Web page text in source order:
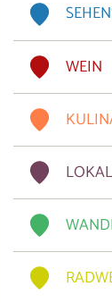
WEIN